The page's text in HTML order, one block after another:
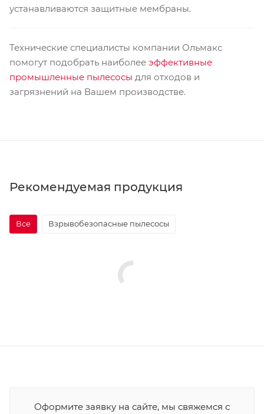
устанавливаются защитные мембраны.
Технические специалисты компании Ольмакс
помогут подобрать наиболее эффективные
промышленные пылесосы для отходов и
загрязнений на Вашем производстве.
Рекомендуемая продукция
Все Взрывобезопасные пылесосы
Оформите заявку на сайте, мы свяжемся с